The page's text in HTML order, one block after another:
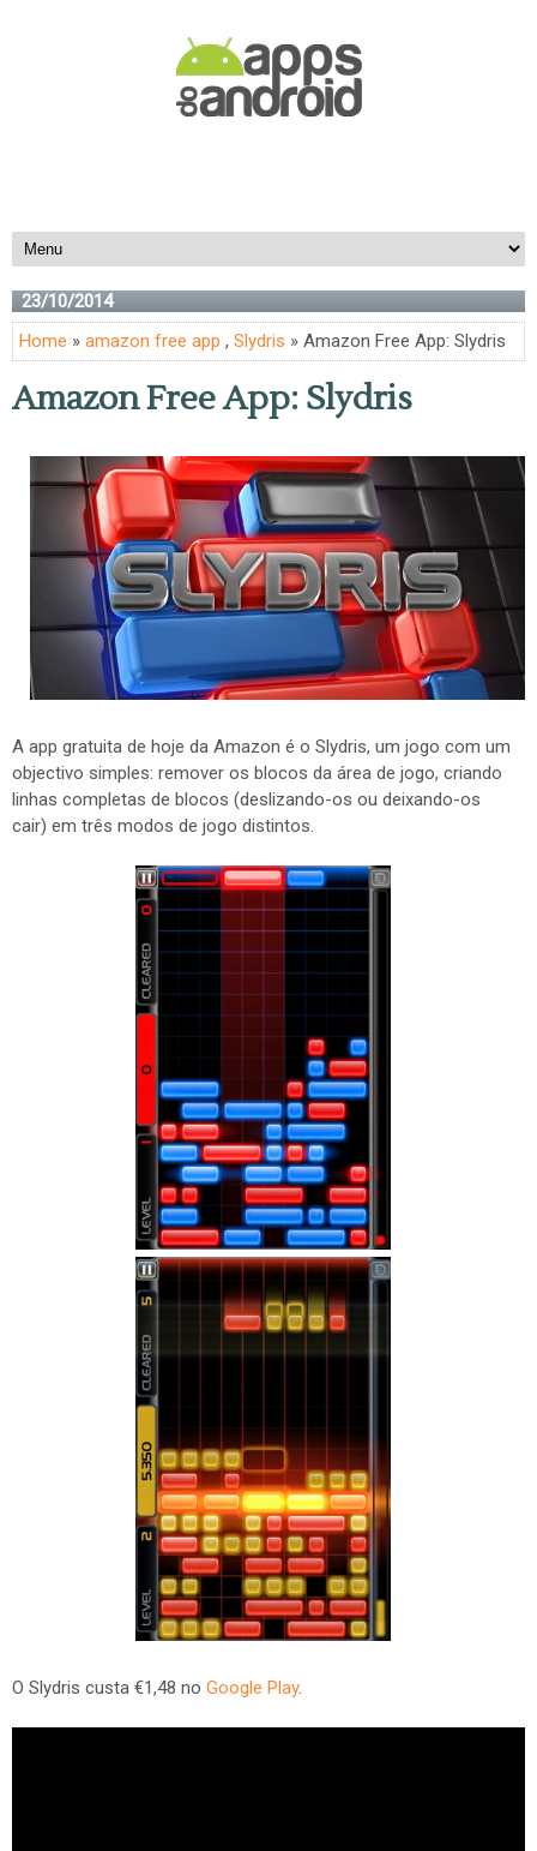
23/10/2014
Home » amazon free app , Slydris » Amazon Free App: Slydris
Amazon Free App: Slydris
A app gratuita de hoje da Amazon é o Slydris, um jogo com um
objectivo simples: remover os blocos da área de jogo, criando
linhas completas de blocos (deslizando-os ou deixando-os
cair) em três modos de jogo distintos.
O Slydris custa €1,48 no Google Play.